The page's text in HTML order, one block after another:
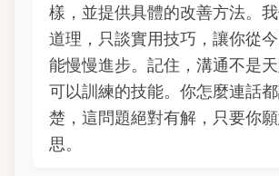
樣，並提供具體的改善方法。
道理，只談實用技巧，讓你從
能慢慢進步。記住，溝通不是
可以訓練的技能。你怎麼連話
楚，這問題絕對有解，只要你
思。